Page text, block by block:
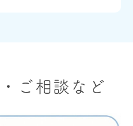
ご相談など